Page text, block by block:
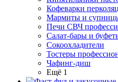
Кофеварки
Мармиты и
Печи СВЧ
Салат-бары и
Сокоохладители
Тостеры
Чафинг-диш
Ещё 1